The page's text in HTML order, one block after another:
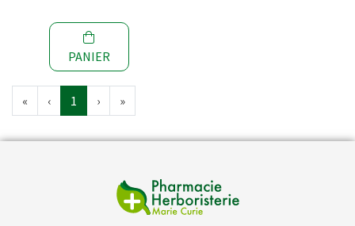
PANIER
« ‹ 1 › »